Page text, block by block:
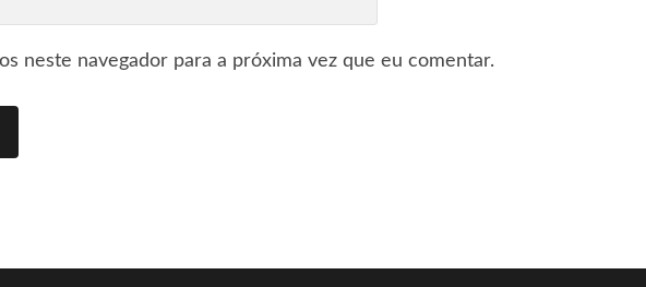
neste navegador para a próxima vez que eu comentar.